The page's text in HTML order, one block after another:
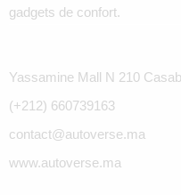
gadgets de confort.
Yassamine Mall N 210
(+212) 660739163
contact@autoverse.ma
www.autoverse.ma